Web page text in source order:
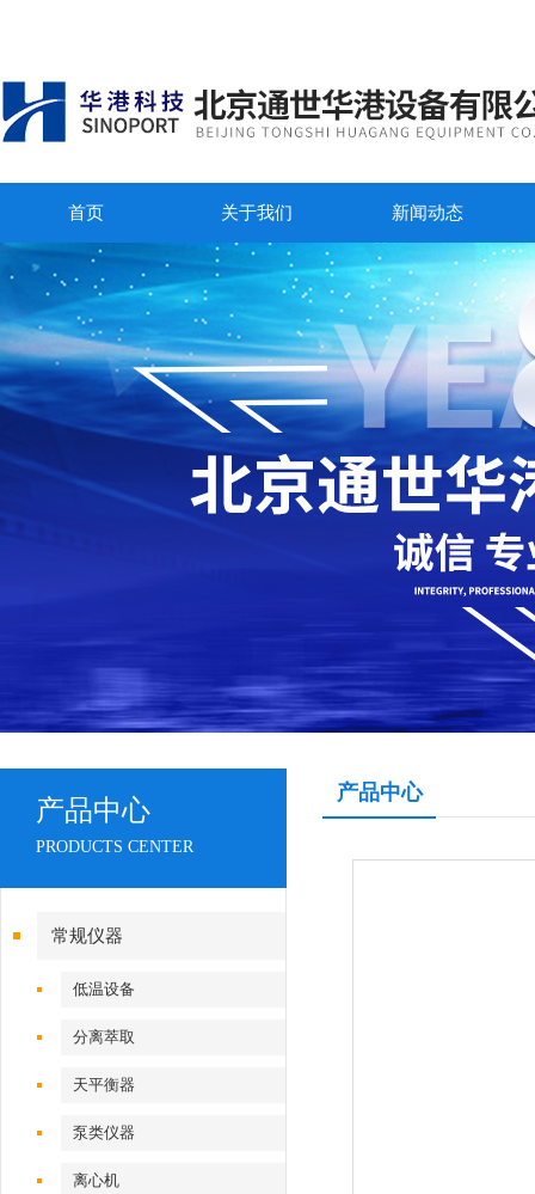
首页 关于我们 新闻动态
产品中心
PRODUCTS CENTER
常规仪器
低温设备
分离萃取
天平衡器
泵类仪器
离心机
产品中心